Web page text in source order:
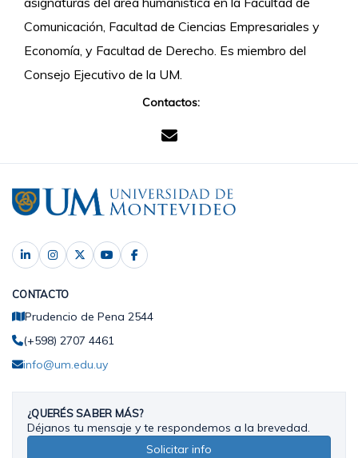
Comunicación, Facultad de Ciencias Empresariales y
Economía, y Facultad de Derecho. Es miembro del
Consejo Ejecutivo de la UM.
Contactos:
CONTACTO
Prudencio de Pena 2544
(+598) 2707 4461
info@um.edu.uy
¿QUERÉS SABER MÁS?
Déjanos tu mensaje y te respondemos a la brevedad.
Solicitar info